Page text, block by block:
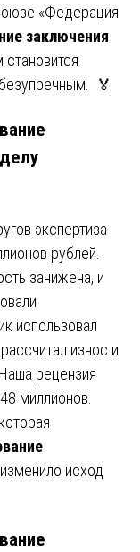
«Федерация
заключения
становится
🏅
экспертиза
рублей.
занижена, и
использовал
износ и
рецензия
миллионов.
изменило исход